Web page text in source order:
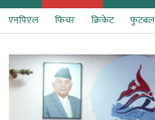
एनपिएल फिचर क्रिकेट फुटबल